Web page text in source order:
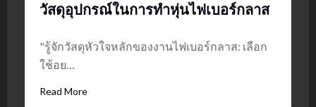
วัสดุอุปกรณ์ในการทำหุ่นไฟเบอร์กลาส
"รู้จักวัสดุหัวใจหลักของงานไฟเบอร์กลาส: เลือก
ใช้อย…
Read More